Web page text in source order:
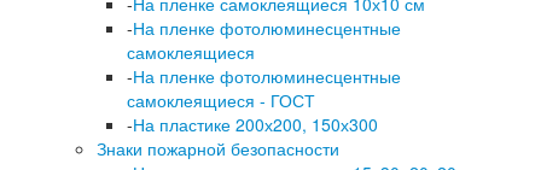
-На пленке фотолюминесцентные
самоклеящиеся
-На пленке фотолюминесцентные
самоклеящиеся - ГОСТ
-На пластике 200х200, 150х300
Знаки пожарной безопасности